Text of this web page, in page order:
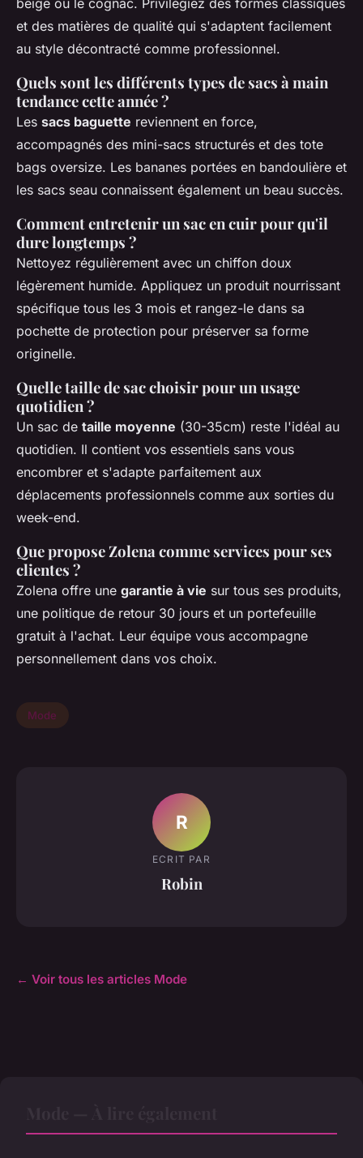
beige ou le cognac. Privilégiez des formes classiques
et des matières de qualité qui s'adaptent facilement
au style décontracté comme professionnel.
Quels sont les différents types de sacs à main
tendance cette année ?
Les sacs baguette reviennent en force,
accompagnés des mini-sacs structurés et des tote
bags oversize. Les bananes portées en bandoulière et
les sacs seau connaissent également un beau succès.
Comment entretenir un sac en cuir pour qu'il
dure longtemps ?
Nettoyez régulièrement avec un chiffon doux
légèrement humide. Appliquez un produit nourrissant
spécifique tous les 3 mois et rangez-le dans sa
pochette de protection pour préserver sa forme
originelle.
Quelle taille de sac choisir pour un usage
quotidien ?
Un sac de taille moyenne (30-35cm) reste l'idéal au
quotidien. Il contient vos essentiels sans vous
encombrer et s'adapte parfaitement aux
déplacements professionnels comme aux sorties du
week-end.
Que propose Zolena comme services pour ses
clientes ?
Zolena offre une garantie à vie sur tous ses produits,
une politique de retour 30 jours et un portefeuille
gratuit à l'achat. Leur équipe vous accompagne
personnellement dans vos choix.
Mode
R
ECRIT PAR
Robin
← Voir tous les articles Mode